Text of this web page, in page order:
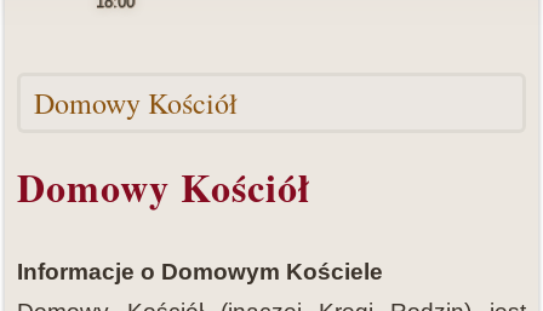
Domowy Kościół
Domowy Kościół
Informacje o Domowym Kościele